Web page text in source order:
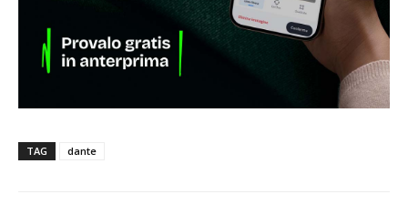
TAG dante